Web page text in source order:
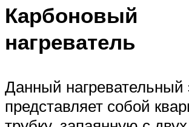
Карбоновый
нагреватель
Данный нагревательный
представляет собой